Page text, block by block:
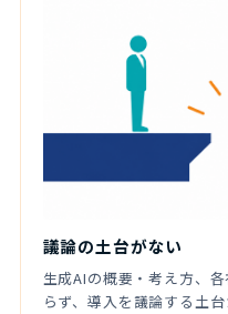
議論の土台がない
生成AIの概要・考え方、
らず、導入を議論する土台